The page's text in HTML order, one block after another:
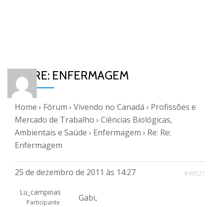
RE: RE: ENFERMAGEM
Home › Fórum › Vivendo no Canadá › Profissões e
Mercado de Trabalho › Ciências Biológicas,
Ambientais e Saúde › Enfermagem › Re: Re:
Enfermagem
25 de dezembro de 2011 às 14:27 #49121
Lu_campinas
Participante
Gabi,